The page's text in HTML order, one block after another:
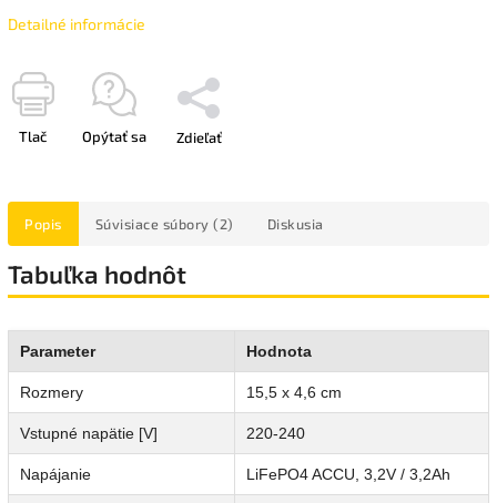
Detailné informácie
Tlač Opýtať sa Zdieľať
Popis Súvisiace súbory (2) Diskusia
Tabuľka hodnôt
Parameter Hodnota
Rozmery 15,5 x 4,6 cm
Vstupné napätie [V] 220-240
Napájanie LiFePO4 ACCU, 3,2V / 3,2Ah